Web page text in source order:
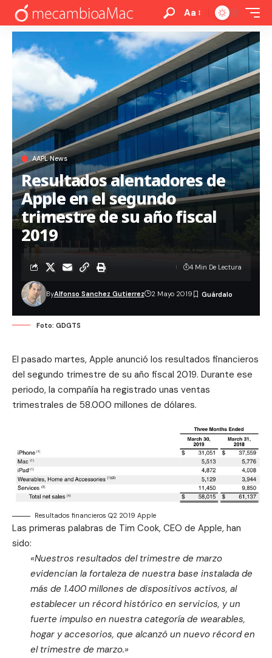
Aa
AAPL News
Resultados alentadores de
Apple en el segundo
trimestre de su año fiscal
2019
ByAlfonso Sanchez Gutierrez 2 Mayo 2019
4 Min De Lectura
Foto: GDGTS
El pasado martes, Apple anunció los resultados financieros
del segundo trimestre de su año fiscal 2019. Durante ese
periodo, la compañía ha registrado unas ventas
trimestrales de 58.000 millones de dólares.
Resultados financieros Q2 2019 Apple
Las primeras palabras de Tim Cook, CEO de Apple, han
sido:
«Nuestros resultados del trimestre de marzo
evidencian la fortaleza de nuestra base instalada de
más de 1.400 millones de dispositivos activos, al
establecer un récord histórico en servicios, y un
fuerte impulso en nuestra categoría de wearables,
hogar y accesorios, que alcanzó un nuevo récord en
el trimestre de marzo.»